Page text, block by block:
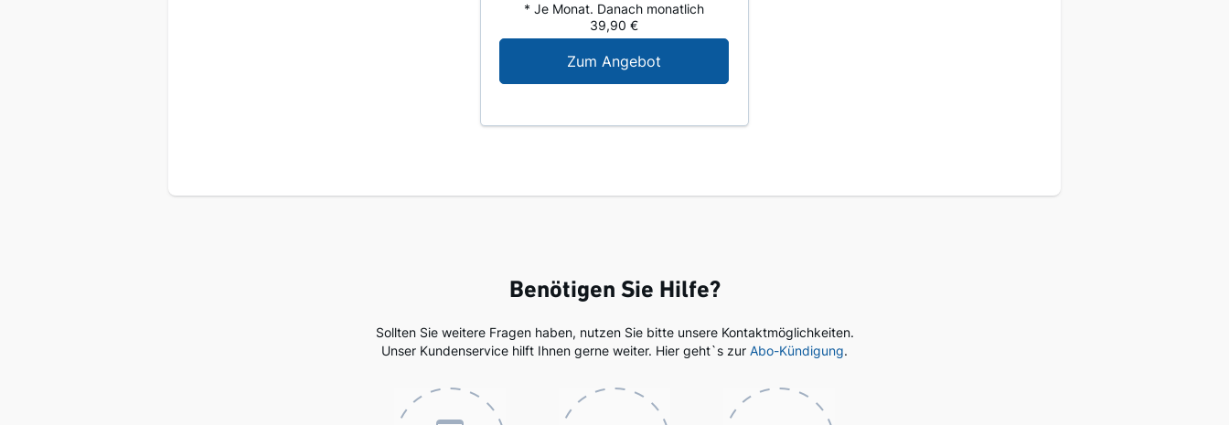
* Je Monat. Danach monatlich
39,90 €
Zum Angebot
Benötigen Sie Hilfe?
Sollten Sie weitere Fragen haben, nutzen Sie bitte unsere Kontaktmöglichkeiten.
Unser Kundenservice hilft Ihnen gerne weiter. Hier geht`s zur Abo-Kündigung.